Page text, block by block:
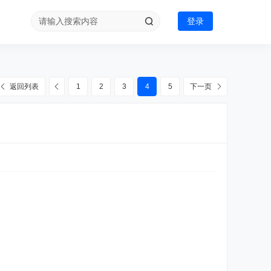
登录
1 2 3 4 5 下一页
返回列表